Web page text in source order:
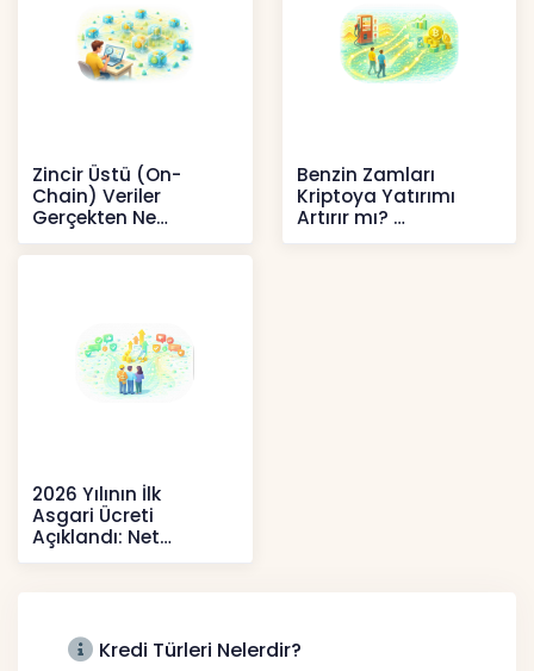
Zincir Üstü (On-
Chain) Veriler
Gerçekten Ne
Anlatır?
Kripto
Benzin Zamları
Kriptoya Yatırımı
Artırır mı?
Kripto
2026 Yılının İlk
Asgari Ücreti
Açıklandı: Net
52.738 TL, Ek Destek
Kredi Türleri Nelerdir?